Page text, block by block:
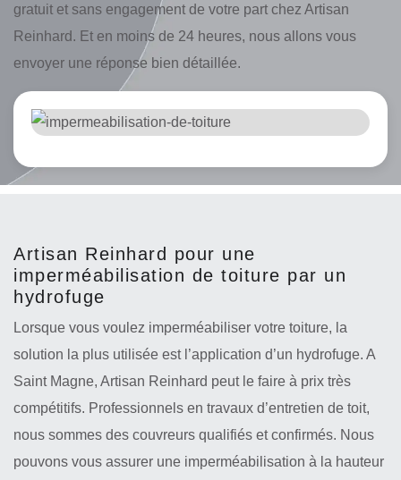
gratuit et sans engagement de votre part chez Artisan
Reinhard. Et en moins de 24 heures, nous allons vous
envoyer une réponse bien détaillée.
Artisan Reinhard pour une
imperméabilisation de toiture par un
hydrofuge
Lorsque vous voulez imperméabiliser votre toiture, la
solution la plus utilisée est l’application d’un hydrofuge. A
Saint Magne, Artisan Reinhard peut le faire à prix très
compétitifs. Professionnels en travaux d’entretien de toit,
nous sommes des couvreurs qualifiés et confirmés. Nous
pouvons vous assurer une imperméabilisation à la hauteur